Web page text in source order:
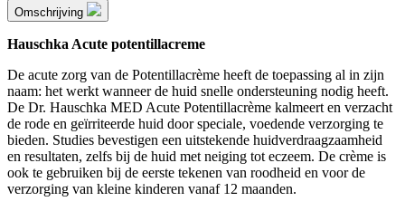
Omschrijving
Hauschka Acute potentillacreme
De acute zorg van de Potentillacrème heeft de toepassing al in zijn
naam: het werkt wanneer de huid snelle ondersteuning nodig heeft.
De Dr. Hauschka MED Acute Potentillacrème kalmeert en verzacht
de rode en geïrriteerde huid door speciale, voedende verzorging te
bieden. Studies bevestigen een uitstekende huidverdraagzaamheid
en resultaten, zelfs bij de huid met neiging tot eczeem. De crème is
ook te gebruiken bij de eerste tekenen van roodheid en voor de
verzorging van kleine kinderen vanaf 12 maanden.